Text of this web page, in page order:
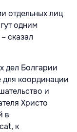
отдельных лиц
одним
сказал
дел Болгарии
для координации
и
Христо
в
к